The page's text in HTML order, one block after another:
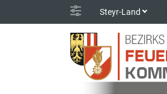
Steyr-Land